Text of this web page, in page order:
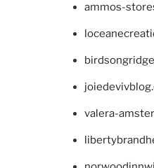
ammos-
valera-